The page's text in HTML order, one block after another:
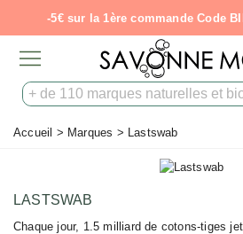
-5€ sur la 1ère commande Code
Accueil > Marques > Lastswab
LASTSWAB
Chaque jour, 1.5 milliard de cotons-tiges